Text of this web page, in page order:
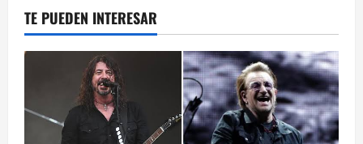
TE PUEDEN INTERESAR